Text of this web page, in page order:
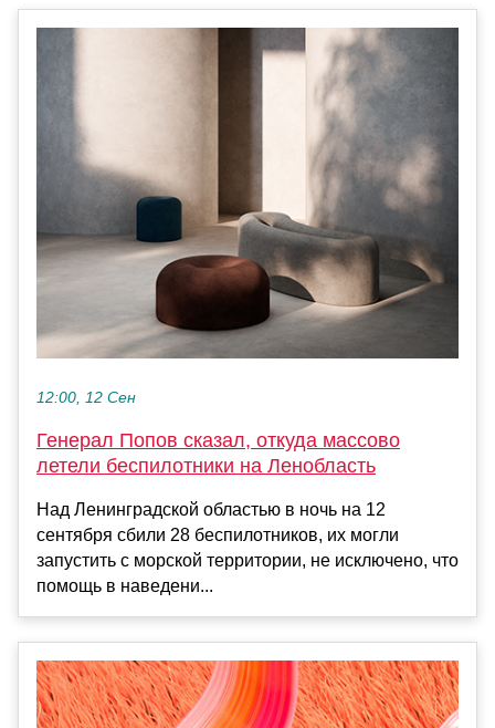
12:00, 12 Сен
Генерал Попов сказал, откуда массово
летели беспилотники на Ленобласть
Над Ленинградской областью в ночь на 12
сентября сбили 28 беспилотников, их могли
запустить с морской территории, не исключено, что
помощь в наведени...